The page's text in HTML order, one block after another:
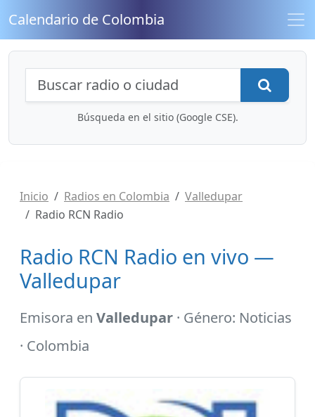
Calendario de Colombia
Búsqueda de radios y contenidos
Búsqueda en el sitio (Google CSE).
Inicio Radios en Colombia
Valledupar
Radio RCN Radio
Radio RCN Radio en vivo —
Valledupar
Emisora en Valledupar · Género: Noticias
· Colombia